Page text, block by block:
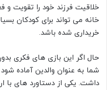
خلاقیت فرزند خود را تقویت و
خانه می تواند برای کودکان
خریداری شده باشد.
حال اگر این بازی های فکری
شما به عنوان والدین آماده
داشت. یکی از دستاورد های با